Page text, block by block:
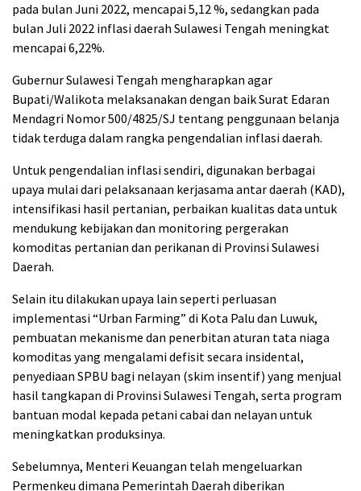
pada bulan Juni 2022, mencapai 5,12 %, sedangkan pada
bulan Juli 2022 inflasi daerah Sulawesi Tengah meningkat
mencapai 6,22%.
Gubernur Sulawesi Tengah mengharapkan agar
Bupati/Walikota melaksanakan dengan baik Surat Edaran
Mendagri Nomor 500/4825/SJ tentang penggunaan belanja
tidak terduga dalam rangka pengendalian inflasi daerah.
Untuk pengendalian inflasi sendiri, digunakan berbagai
upaya mulai dari pelaksanaan kerjasama antar daerah (KAD),
intensifikasi hasil pertanian, perbaikan kualitas data untuk
mendukung kebijakan dan monitoring pergerakan
komoditas pertanian dan perikanan di Provinsi Sulawesi
Daerah.
Selain itu dilakukan upaya lain seperti perluasan
implementasi “Urban Farming” di Kota Palu dan Luwuk,
pembuatan mekanisme dan penerbitan aturan tata niaga
komoditas yang mengalami defisit secara insidental,
penyediaan SPBU bagi nelayan (skim insentif) yang menjual
hasil tangkapan di Provinsi Sulawesi Tengah, serta program
bantuan modal kepada petani cabai dan nelayan untuk
meningkatkan produksinya.
Sebelumnya, Menteri Keuangan telah mengeluarkan
Permenkeu dimana Pemerintah Daerah diberikan